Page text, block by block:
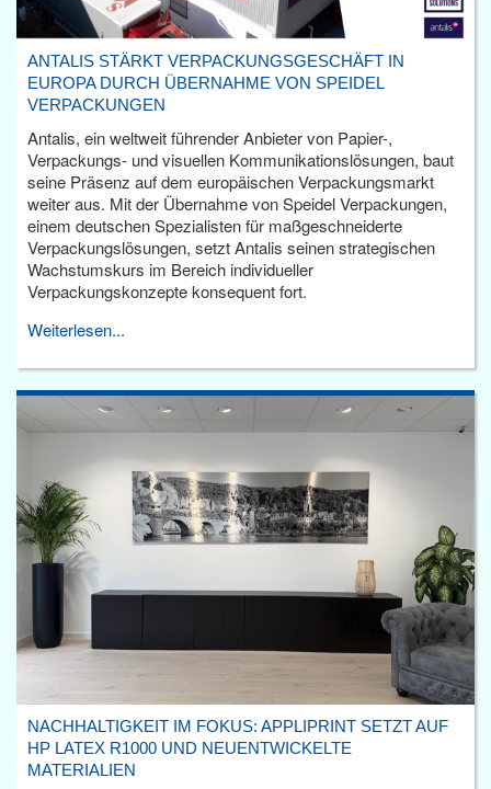
ANTALIS STÄRKT VERPACKUNGSGESCHÄFT IN
EUROPA DURCH ÜBERNAHME VON SPEIDEL
VERPACKUNGEN
Antalis, ein weltweit führender Anbieter von Papier-,
Verpackungs- und visuellen Kommunikationslösungen, baut
seine Präsenz auf dem europäischen Verpackungsmarkt
weiter aus. Mit der Übernahme von Speidel Verpackungen,
einem deutschen Spezialisten für maßgeschneiderte
Verpackungslösungen, setzt Antalis seinen strategischen
Wachstumskurs im Bereich individueller
Verpackungskonzepte konsequent fort.
Weiterlesen...
NACHHALTIGKEIT IM FOKUS: APPLIPRINT SETZT AUF
HP LATEX R1000 UND NEUENTWICKELTE
MATERIALIEN